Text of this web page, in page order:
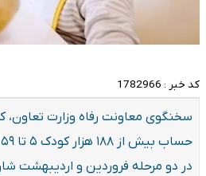
کد خبر : 1782966
سخنگوی معاونت رفاه وزارت تعاون،
در دو مرحله فروردین و اردیبهشت